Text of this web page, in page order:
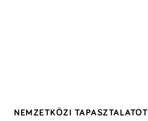
NEMZETKÖZI TAPASZTALATOT